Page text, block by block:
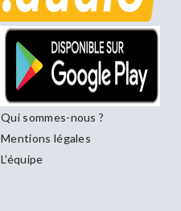
Qui sommes-nous ?
Mentions légales
L’équipe